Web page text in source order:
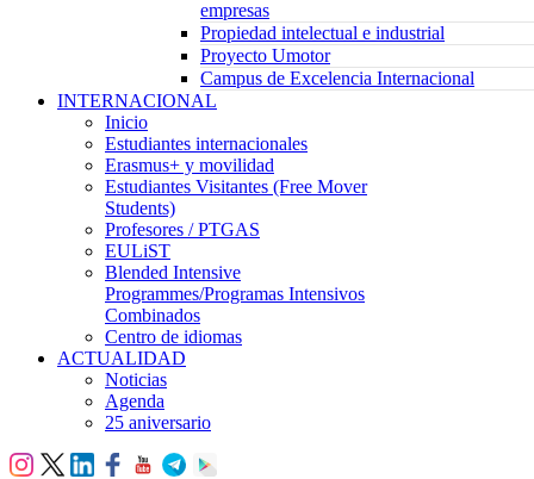
empresas
Propiedad intelectual e industrial
Proyecto Umotor
Campus de Excelencia Internacional
INTERNACIONAL
Inicio
Estudiantes internacionales
Erasmus+ y movilidad
Estudiantes Visitantes (Free Mover
Students)
Profesores / PTGAS
EULiST
Blended Intensive
Programmes/Programas Intensivos
Combinados
Centro de idiomas
ACTUALIDAD
Noticias
Agenda
25 aniversario